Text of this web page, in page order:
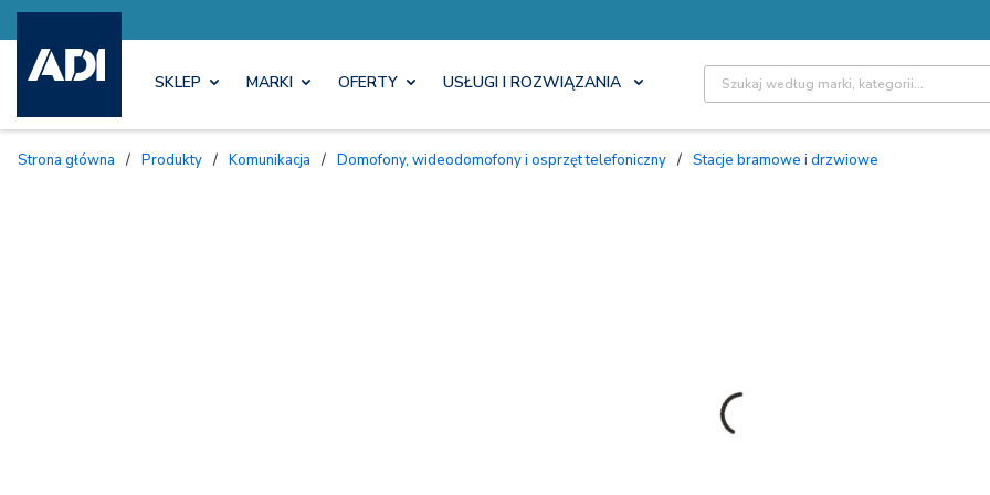
SKLEP MARKI OFERTY USŁUGI I ROZWIĄZANIA Site Search
Strona główna / Produkty / Komunikacja / Domofony, wideodomofony i osprzęt telefoniczny / Stacje bramowe i drzwiowe